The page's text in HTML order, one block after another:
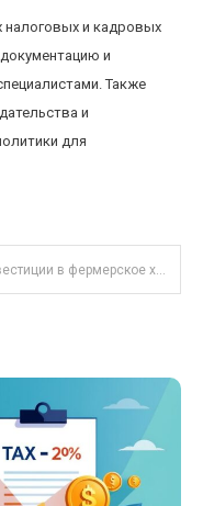
налоговых и кадровых
и
Также
и
для
Инвестиции в фермерское хозяйство: устойчивые тренды и реальные возможности дохода